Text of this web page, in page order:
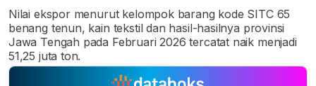
Nilai ekspor menurut kelompok barang kode SITC 65
benang tenun, kain tekstil dan hasil-hasilnya provinsi
Jawa Tengah pada Februari 2026 tercatat naik menjadi
51,25 juta ton.